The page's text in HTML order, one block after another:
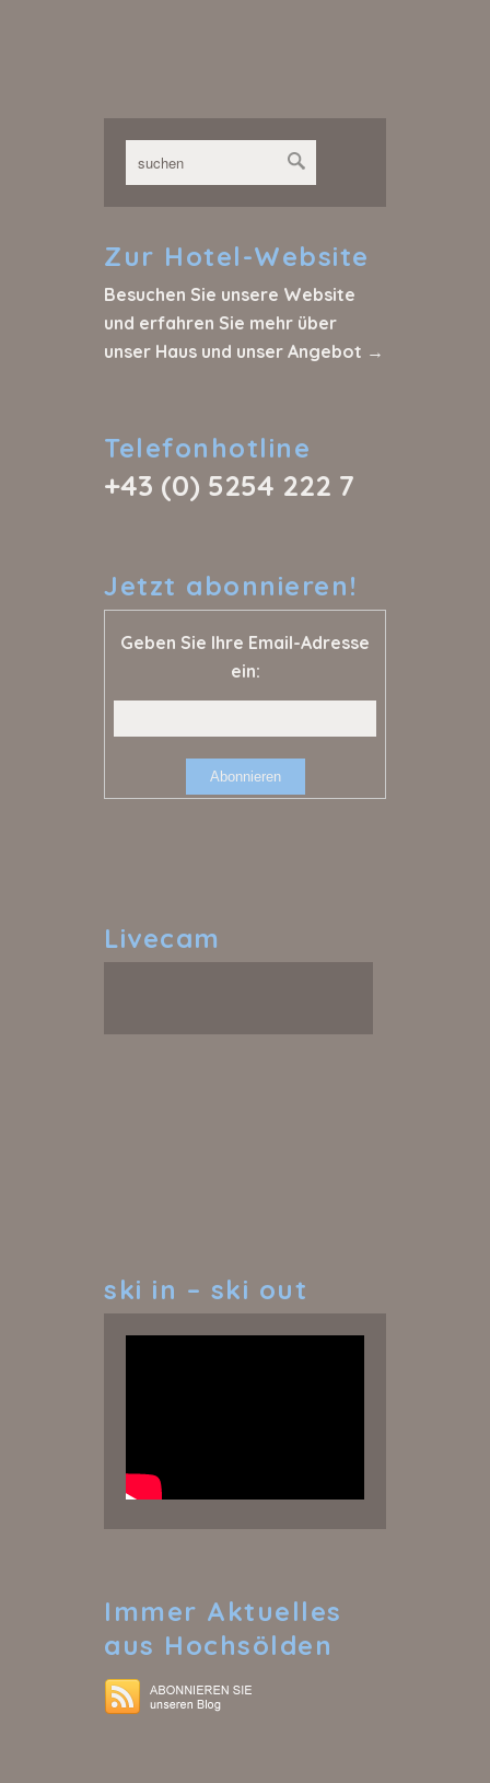
Zur Hotel-Website
Besuchen Sie unsere Website
und erfahren Sie mehr über
unser Haus und unser Angebot →
Telefonhotline
+43 (0) 5254 222 7
Jetzt abonnieren!
Geben Sie Ihre Email-Adresse
ein:
Livecam
ski in – ski out
Immer Aktuelles
aus Hochsölden